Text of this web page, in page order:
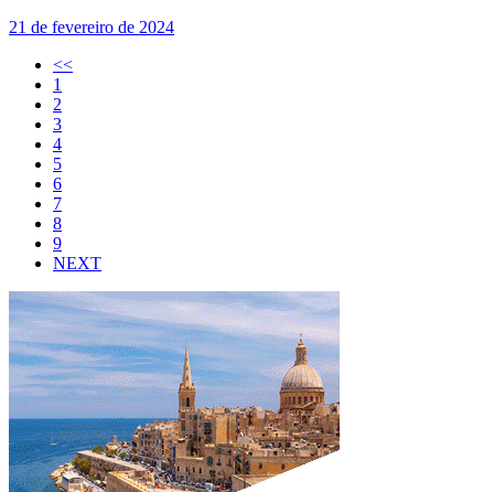
21 de fevereiro de 2024
<<
1
2
3
4
5
6
7
8
9
NEXT